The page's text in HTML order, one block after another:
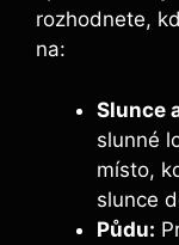
rozhodnete,
na:
Slunce
slunné
místo,
slunce
Půdu: